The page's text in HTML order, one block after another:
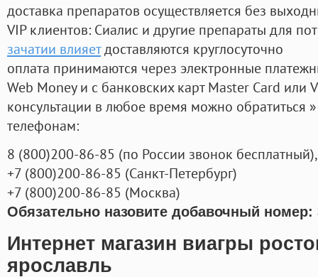
доставка препаратов осуществляется без
VIP клиентов: Сиалис и другие препараты для
зачатии влияетдоставляются круглосуточно
оплата принимаются через электронные
Web Money и с банковских карт Master Card или
консультации в любое время можно обратиться
телефонам:
8 (800)200-86-85 (по России звонок бесплатный),
+7 (800)200-86-85 (Санкт-Петербург)
+7 (800)200-86-85 (Москва)
Обязательно назовите добавочный номер:
Интернет магазин виагры
ярославль